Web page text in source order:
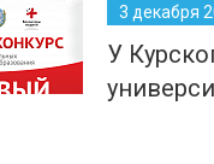
3 декабря
У